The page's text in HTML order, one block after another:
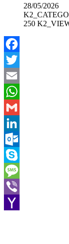
28/05/2026
250
Facebook
Twitter
Email
WhatsApp
Gmail
LinkedIn
Outlook.com
Skype
Message
Viber